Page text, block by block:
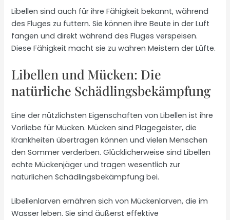
Libellen sind auch für ihre Fähigkeit bekannt, während
des Fluges zu futtern. Sie können ihre Beute in der Luft
fangen und direkt während des Fluges verspeisen.
Diese Fähigkeit macht sie zu wahren Meistern der Lüfte.
Libellen und Mücken: Die
natürliche Schädlingsbekämpfung
Eine der nützlichsten Eigenschaften von Libellen ist ihre
Vorliebe für Mücken. Mücken sind Plagegeister, die
Krankheiten übertragen können und vielen Menschen
den Sommer verderben. Glücklicherweise sind Libellen
echte Mückenjäger und tragen wesentlich zur
natürlichen Schädlingsbekämpfung bei.
Libellenlarven ernähren sich von Mückenlarven, die im
Wasser leben. Sie sind äußerst effektive